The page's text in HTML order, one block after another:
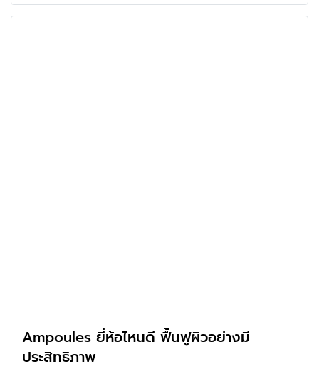
Ampoules ยี่ห้อไหนดี ฟื้นฟูผิวอย่างมี
ประสิทธิภาพ